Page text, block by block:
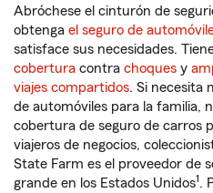
Abróchese el cinturón de
obtenga el seguro de
satisface sus necesidades.
cobertura contra choques y
viajes compartidos. Si necesita
de automóviles para la familia,
cobertura de seguro de carros
viajeros de negocios,
State Farm es el proveedor de
grande en los Estados Unidos1.